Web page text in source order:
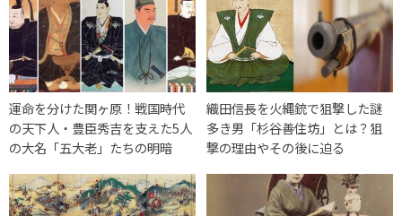
運命を分けた関ヶ原！戦国時代
の天下人・豊臣秀吉を支えた5人
の大名「五大老」たちの明暗
織田信長を火縄銃で狙撃した謎
多き男「杉谷善住坊」とは？狙
撃の理由やその後に迫る